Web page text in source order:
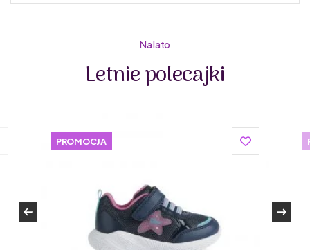
Dlaczego warto wybrać półbuty D.D.step Barefoot?
kształtu stopy, zapewniając maksymalne czucie
powierzchni i naturalny ruch.
ścięgien i kości stopy, co wspiera ich zdrowy rozwój,
podobnie jak chodzenie boso.
Wkładka o zerowym spadku
Wkładka o zerowym spadku oznacza brak różnicy
poziomów między palcami a piętą, co sprzyja naturalnej
Na lato
Letnie polecajki
PROMOCJA